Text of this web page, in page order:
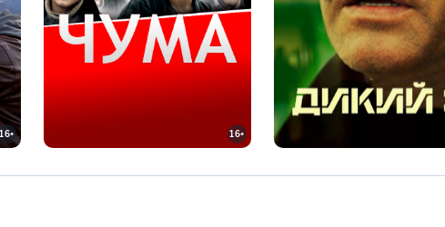
16+ 16+